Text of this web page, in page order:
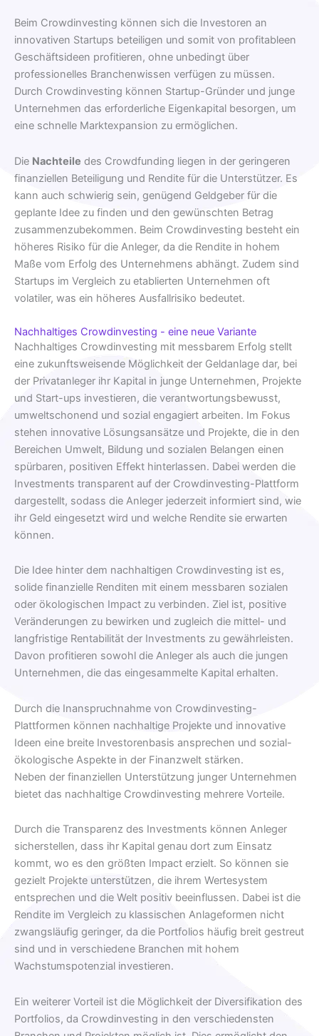
Beim Crowdinvesting können sich die Investoren an
innovativen Startups beteiligen und somit von profitableen
Geschäftsideen profitieren, ohne unbedingt über
professionelles Branchenwissen verfügen zu müssen.
Durch Crowdinvesting können Startup-Gründer und junge
Unternehmen das erforderliche Eigenkapital besorgen, um
eine schnelle Marktexpansion zu ermöglichen.
Die Nachteile des Crowdfunding liegen in der geringeren
finanziellen Beteiligung und Rendite für die Unterstützer. Es
kann auch schwierig sein, genügend Geldgeber für die
geplante Idee zu finden und den gewünschten Betrag
zusammenzubekommen. Beim Crowdinvesting besteht ein
höheres Risiko für die Anleger, da die Rendite in hohem
Maße vom Erfolg des Unternehmens abhängt. Zudem sind
Startups im Vergleich zu etablierten Unternehmen oft
volatiler, was ein höheres Ausfallrisiko bedeutet.
Nachhaltiges Crowdinvesting - eine neue Variante
Nachhaltiges Crowdinvesting mit messbarem Erfolg stellt
eine zukunftsweisende Möglichkeit der Geldanlage dar, bei
der Privatanleger ihr Kapital in junge Unternehmen, Projekte
und Start-ups investieren, die verantwortungsbewusst,
umweltschonend und sozial engagiert arbeiten. Im Fokus
stehen innovative Lösungsansätze und Projekte, die in den
Bereichen Umwelt, Bildung und sozialen Belangen einen
spürbaren, positiven Effekt hinterlassen. Dabei werden die
Investments transparent auf der Crowdinvesting-Plattform
dargestellt, sodass die Anleger jederzeit informiert sind, wie
ihr Geld eingesetzt wird und welche Rendite sie erwarten
können.
Die Idee hinter dem nachhaltigen Crowdinvesting ist es,
solide finanzielle Renditen mit einem messbaren sozialen
oder ökologischen Impact zu verbinden. Ziel ist, positive
Veränderungen zu bewirken und zugleich die mittel- und
langfristige Rentabilität der Investments zu gewährleisten.
Davon profitieren sowohl die Anleger als auch die jungen
Unternehmen, die das eingesammelte Kapital erhalten.
Durch die Inanspruchnahme von Crowdinvesting-
Plattformen können nachhaltige Projekte und innovative
Ideen eine breite Investorenbasis ansprechen und sozial-
ökologische Aspekte in der Finanzwelt stärken.
Neben der finanziellen Unterstützung junger Unternehmen
bietet das nachhaltige Crowdinvesting mehrere Vorteile.
Durch die Transparenz des Investments können Anleger
sicherstellen, dass ihr Kapital genau dort zum Einsatz
kommt, wo es den größten Impact erzielt. So können sie
gezielt Projekte unterstützen, die ihrem Wertesystem
entsprechen und die Welt positiv beeinflussen. Dabei ist die
Rendite im Vergleich zu klassischen Anlageformen nicht
zwangsläufig geringer, da die Portfolios häufig breit gestreut
sind und in verschiedene Branchen mit hohem
Wachstumspotenzial investieren.
Ein weiterer Vorteil ist die Möglichkeit der Diversifikation des
Portfolios, da Crowdinvesting in den verschiedensten